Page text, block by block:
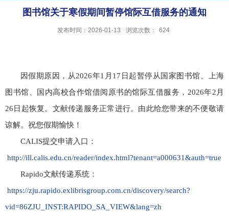
图书馆关于寒假期间暂停馆际互借服务的通知
发布时间：2026-01-13 浏览次数： 624
因假期原因，从2026年1 月 17 日起暂停从国家图书馆、上海
图书馆、
国内高校合作馆借阅原书的馆际互借服务， 2026年2 月
26 日起恢复。文献传递服务正常进行。由此给您带来的不便敬请
谅解。祝您假期愉快！
CALIS提交申请入口：
http://ill.calis.edu.cn/reader/index.html?tenant=a000631&auth=true
Rapido文献传递系统：
https://zju.rapido.exlibrisgroup.com.cn/discovery/search?
vid=86ZJU_INST:RAPIDO_SA_VIEW&lang=zh